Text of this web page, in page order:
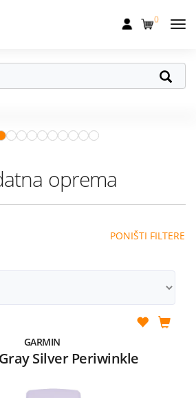
0
očekuju te
oprema
PONIŠTI FILTERE
GARMIN
Silver Periwinkle